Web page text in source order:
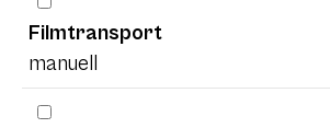
Filmtransport
manuell